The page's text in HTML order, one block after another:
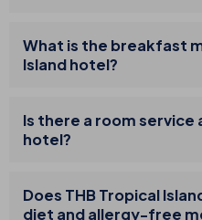
What is the breakfast
Island hotel?
Is there a room service
hotel?
Does THB Tropical
diet and allergy-free